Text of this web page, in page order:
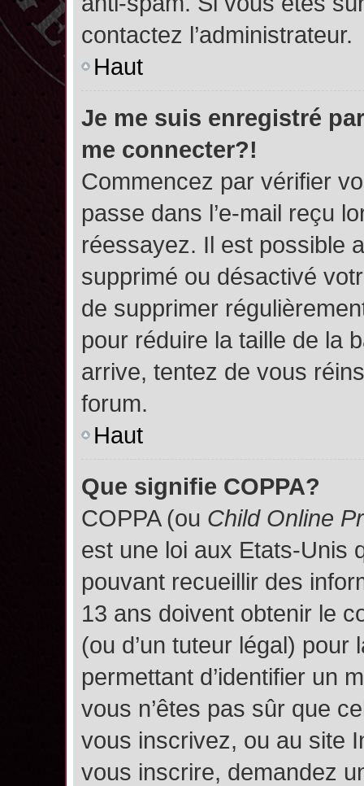
contactez l’administrateur.
Haut
Je me suis enregistré
me connecter?!
Commencez par vérifier
passe dans l’e-mail reçu
réessayez. Il est possible
supprimé ou désactivé
de supprimer
pour réduire la taille de la
arrive, tentez de vous
forum.
Haut
Que signifie COPPA?
COPPA (ou Child Online
est une loi aux Etats-Unis
pouvant recueillir des
13 ans doivent obtenir le
(ou d’un tuteur légal)
permettant d’identifier un
vous n’êtes pas sûr que
vous inscrivez, ou au site
vous inscrire, demandez